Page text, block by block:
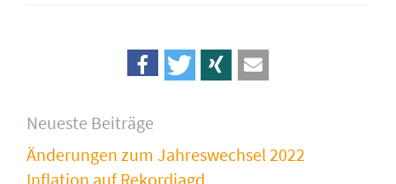
Neueste Beiträge
Änderungen zum Jahreswechsel 2022
Inflation auf Rekordjagd